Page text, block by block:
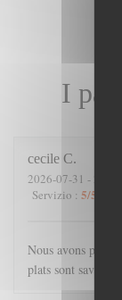
I
cecile C
2026-07-31 - 21:00
Servizio : 5/5
Nous avons passé
plats sont